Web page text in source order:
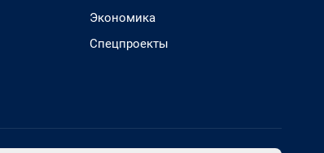
Экономика
Спецпроекты